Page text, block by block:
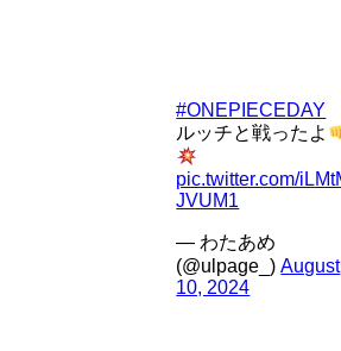
#ONEPIECEDAY
ルッチと戦ったよ
pic.twitter.com/
JVUM1
— わたあめ
(@ulpage_)August
10, 2024